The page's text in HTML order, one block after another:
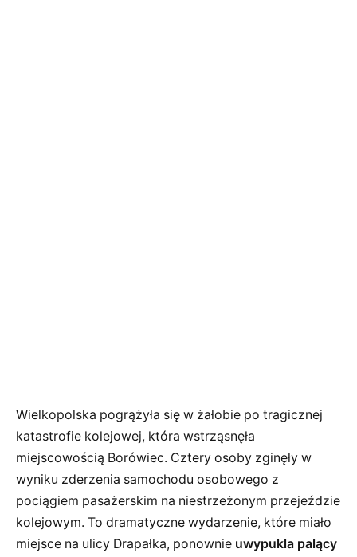
Wielkopolska pogrążyła się w żałobie po tragicznej
katastrofie kolejowej, która wstrząsnęła
miejscowością Borówiec. Cztery osoby zginęły w
wyniku zderzenia samochodu osobowego z
pociągiem pasażerskim na niestrzeżonym przejeździe
kolejowym. To dramatyczne wydarzenie, które miało
miejsce na ulicy Drapałka, ponownie uwypukla palący